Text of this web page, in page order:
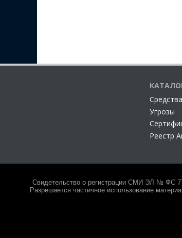
Угрозы
Реестр
Свидетельство о регистрации СМИ ЭЛ № ФС
Разрешается частичное использование